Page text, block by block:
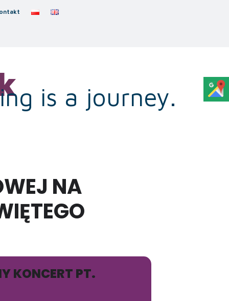
is a journey.
NA
KONCERT PT.